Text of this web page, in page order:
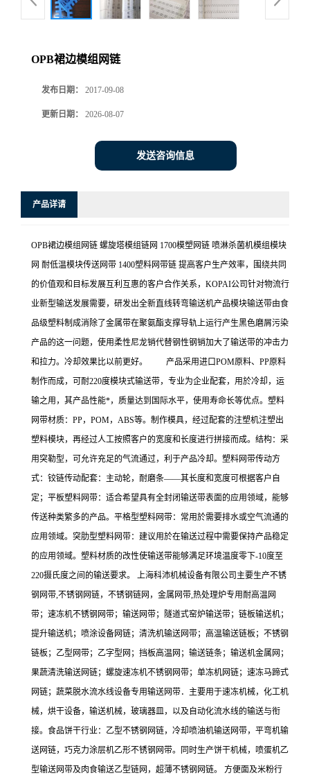
OPB裙边模组网链
发布日期： 2017-09-08
更新日期： 2026-08-07
发送咨询信息
产品详请
OPB裙边模组网链 螺旋塔模组链网 1700模塑网链 喷淋杀菌机模组模块
网 耐低温模块传送网带 1400塑料网带链 提高客户生产效率，围绕共同
的价值观和目标发展互利互惠的客户合作关系，KOPAI公司针对物流行
业新型输送发展需要，研发出全新直线转弯输送机产品模块输送带由食
品级塑料制成消除了金属带在聚氨酯支撑导轨上运行产生黑色磨屑污染
产品的这一问题，使用柔性尼龙销代替钢性钢销加大了输送带的冲击力
和拉力。冷却效果比以前更好。 产品采用进口POM原料、PP原料
制作而成，可耐220度模块式输送带，专业为企业配套，用於冷却，运
输之用，其产品性能*，质量达到国际水平，使用寿命长等优点。塑料
网带材质：PP，POM，ABS等。制作模具，经过配套的注塑机注塑出
塑料模块，再经过人工按照客户的宽度和长度进行拼接而成。结构：采
用突勒型，可允许充足的气流通过，利于产品冷却。塑料网带传动方
式：铰链传动配套：主动轮，耐磨条——其长度和宽度可根据客户自
定；平板塑料网带：适合希望具有全封闭输送带表面的应用领域，能够
传送种类繁多的产品。平格型塑料网带：常用於需要排水或空气流通的
应用领域。突肋型塑料网带：建议用於在输送过程中需要保持产品稳定
的应用领域。塑料材质的改性使输送带能够满足环境温度零下-10度至
220摄氏度之间的输送要求。 上海科沛机械设备有限公司主要生产不锈
钢网带,不锈钢网链，不锈钢链网，金属网带,热处理炉专用耐高温网
带；速冻机不锈钢网带；输送网带；隧道式窑炉输送带；链板输送机；
提升输送机；喷涂设备网链；清洗机输送网带；高温输送链板；不锈钢
链板；乙型网带；乙字型网；挡板高温网；输送链条；输送机金属网；
果蔬清洗输送网链；螺旋速冻机不锈钢网带；单冻机网链；速冻马蹄式
网链；蔬菜脱水流水线设备专用输送网带．主要用于速冻机械，化工机
械，烘干设备，输送机械，玻璃器皿，以及自动化流水线的输送与衔
接。食品饼干行业：乙型不锈钢网链，冷却喷油机输送网带，平弯机输
送网链，巧克力涂层机乙形不锈钢网带。同时生产饼干机械，喷蛋机乙
型输送网带及肉食输送乙型链网，超薄不锈钢网链。 方便面及米粉行